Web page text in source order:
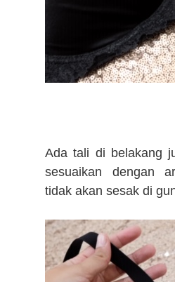
Ada tali di belakang
sesuaikan dengan
tidak akan sesak di